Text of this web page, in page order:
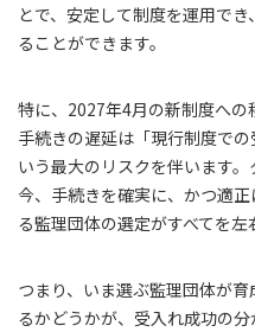
とで、安定して制度を運用で
ることができます。
特に、2027年4月の新制度への
手続きの遅延は「現行制度で
いう最大のリスクを伴います
今、手続きを確実に、かつ適
る監理団体の選定がすべてを左
つまり、いま選ぶ監理団体が
るかどうかが、受入れ成功の